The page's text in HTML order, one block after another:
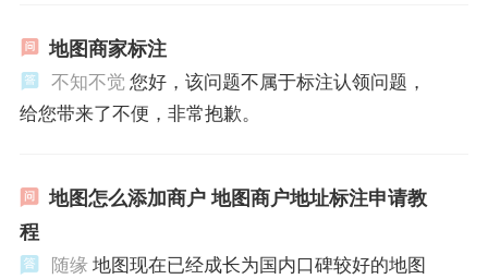
地图商家标注
不知不觉您好，该问题不属于标注认领问题，
给您带来了不便，非常抱歉。
地图怎么添加商户 地图商户地址标注申请教
程
随缘地图现在已经成长为国内口碑较好的地图